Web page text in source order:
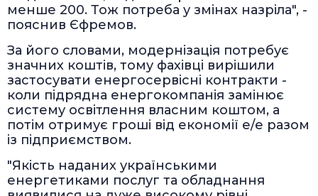
менше 200. Тож потреба у змінах назріла", -
пояснив Єфремов.
За його словами, модернізація потребує
значних коштів, тому фахівці вирішили
застосувати енергосервісні контракти -
коли підрядна енергокомпанія замінює
систему освітлення власним коштом, а
потім отримує гроші від економії е/е разом
із підприємством.
"Якість наданих українськими
енергетиками послуг та обладнання